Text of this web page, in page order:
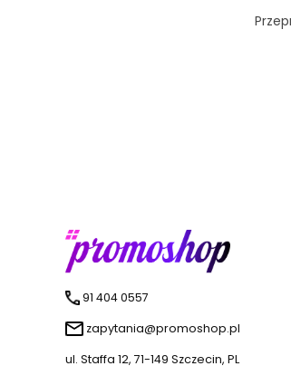
91 404 0557
zapytania@promoshop.pl
ul. Staffa 12, 71-149 Szczecin, PL